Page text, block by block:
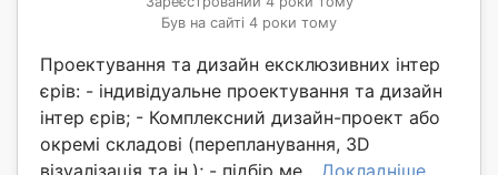
Був на сайті 4 роки тому
Проектування та дизайн ексклюзивних інтер
єрів: - індивідуальне проектування та дизайн
інтер єрів; - Комплексний дизайн-проект або
окремі складові (перепланування, 3D
візуалізація та ін.); - підбір ме... Докладніше